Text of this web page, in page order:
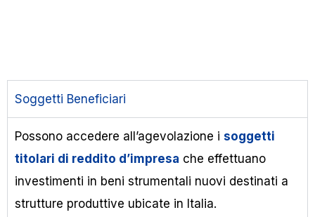
Soggetti Beneficiari
Possono accedere all’agevolazione i soggetti
titolari di reddito d’impresa che effettuano
investimenti in beni strumentali nuovi destinati a
strutture produttive ubicate in Italia.